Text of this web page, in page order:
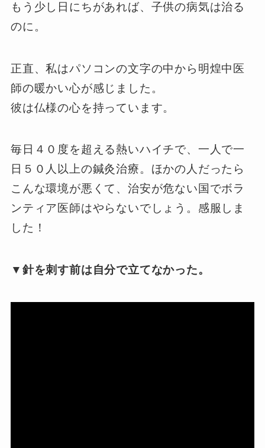
もう少し日にちがあれば、子供の病気は治る
のに。
正直、私はパソコンの文字の中から明煌中医
師の暖かい心が感じました。
彼は仏様の心を持っています。
毎日４０度を超える熱いハイチで、一人で一
日５０人以上の鍼灸治療。ほかの人だったら
こんな環境が悪くて、治安が危ない国でボラ
ンティア医師はやらないでしょう。感服しま
した！
▼針を刺す前は自分で立てなかった。